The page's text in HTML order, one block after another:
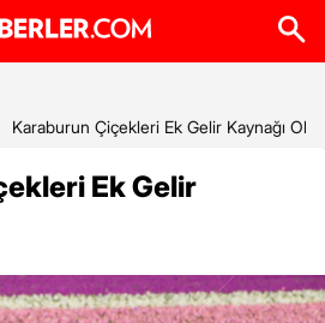
Karaburun Çiçekleri Ek Gelir Kaynağı Oldu
Ek Gelir